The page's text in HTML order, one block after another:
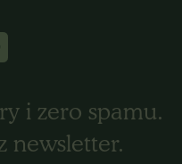
i zero spamu.
newsletter.